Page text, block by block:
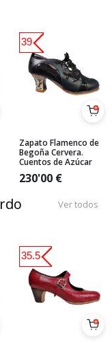
Zapato Flamenco de
Begoña Cervera.
Cuentos de Azúcar
230'00 €
39
Ver todos
35.5